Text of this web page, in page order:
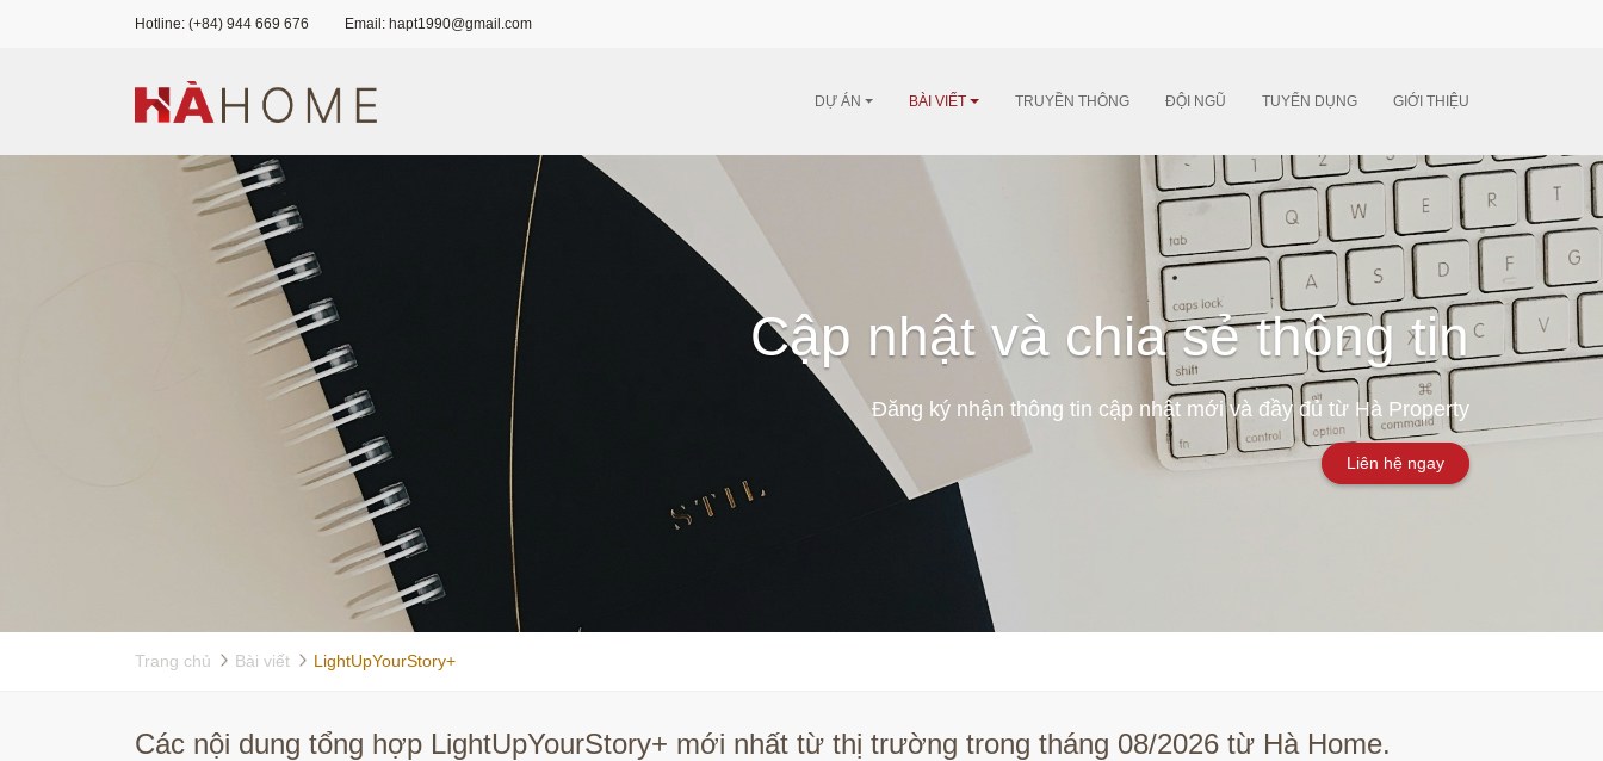
Hotline: (+84) 944 669 676 Email: hapt1990@gmail.com
DỰ ÁN BÀI VIẾT TRUYỀN THÔNG ĐỘI NGŨ TUYỂN DỤNG GIỚI THIỆU
Cập nhật và chia sẻ thông tin
Đăng ký nhận thông tin cập nhật mới và đầy đủ từ Hà Property
Liên hệ ngay
Trang chủ Bài viết LightUpYourStory+
Các nội dung tổng hợp LightUpYourStory+ mới nhất từ thị trường trong tháng 08/2026 từ Hà Home.